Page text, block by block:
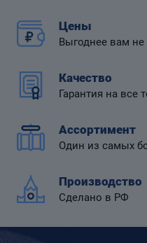
Цены
Выгоднее вам не
Качество
Гарантия на все
Ассортимент
Один из самых
Производство
Сделано в РФ